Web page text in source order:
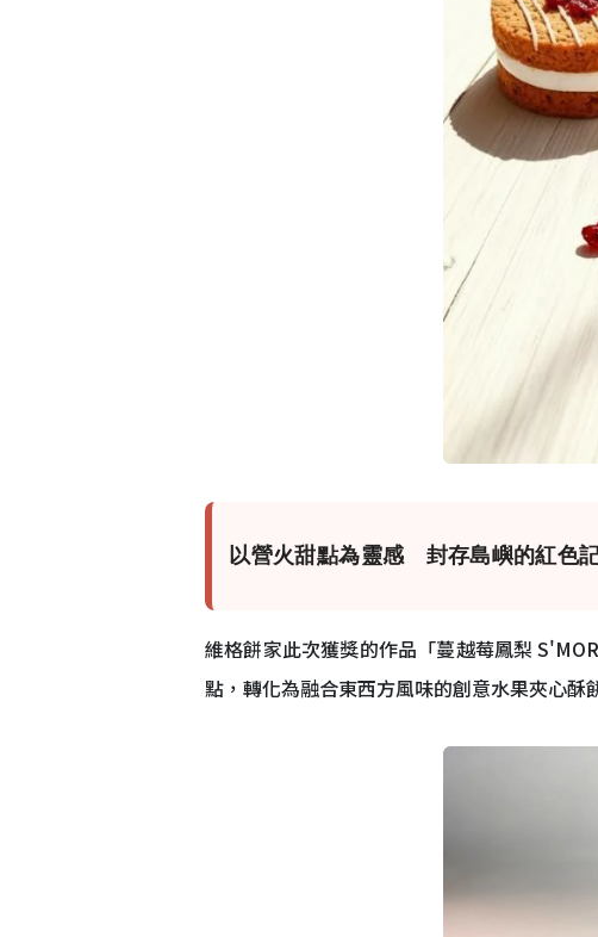
以營火甜點為靈感 封存島嶼的紅色
維格餅家此次獲獎的作品「蔓越莓鳳梨
點，轉化為融合東西方風味的創意水果夾心酥